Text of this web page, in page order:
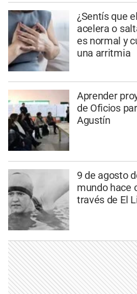
¿Sentís que
acelera o
es normal y
una arritmia
Aprender
de Oficios
Agustín
9 de agosto
mundo hace
través de El